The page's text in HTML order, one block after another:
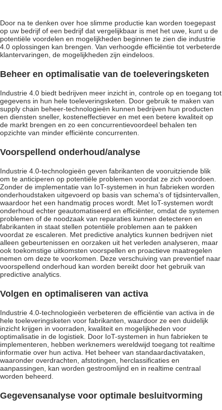
Door na te denken over hoe slimme productie kan worden toegepast
op uw bedrijf of een bedrijf dat vergelijkbaar is met het uwe, kunt u de
potentiële voordelen en mogelijkheden beginnen te zien die industrie
4.0 oplossingen kan brengen. Van verhoogde efficiëntie tot verbeterde
klantervaringen, de mogelijkheden zijn eindeloos.
Beheer en optimalisatie van de toeleveringsketen
Industrie 4.0 biedt bedrijven meer inzicht in, controle op en toegang tot
gegevens in hun hele toeleveringsketen. Door gebruik te maken van
supply chain beheer-technologieën kunnen bedrijven hun producten
en diensten sneller, kosteneffectiever en met een betere kwaliteit op
de markt brengen en zo een concurrentievoordeel behalen ten
opzichte van minder efficiënte concurrenten.
Voorspellend onderhoud/analyse
Industrie 4.0-technologieën geven fabrikanten de vooruitziende blik
om te anticiperen op potentiële problemen voordat ze zich voordoen.
Zonder de implementatie van IoT-systemen in hun fabrieken worden
onderhoudstaken uitgevoerd op basis van schema's of tijdsintervallen,
waardoor het een handmatig proces wordt. Met IoT-systemen wordt
onderhoud echter geautomatiseerd en efficiënter, omdat de systemen
problemen of de noodzaak van reparaties kunnen detecteren en
fabrikanten in staat stellen potentiële problemen aan te pakken
voordat ze escaleren. Met predictive analytics kunnen bedrijven niet
alleen gebeurtenissen en oorzaken uit het verleden analyseren, maar
ook toekomstige uitkomsten voorspellen en proactieve maatregelen
nemen om deze te voorkomen. Deze verschuiving van preventief naar
voorspellend onderhoud kan worden bereikt door het gebruik van
predictive analytics.
Volgen en optimaliseren van activa
Industrie 4.0-technologieën verbeteren de efficiëntie van activa in de
hele toeleveringsketen voor fabrikanten, waardoor ze een duidelijk
inzicht krijgen in voorraden, kwaliteit en mogelijkheden voor
optimalisatie in de logistiek. Door IoT-systemen in hun fabrieken te
implementeren, hebben werknemers wereldwijd toegang tot realtime
informatie over hun activa. Het beheer van standaardactivataken,
waaronder overdrachten, afstotingen, herclassificaties en
aanpassingen, kan worden gestroomlijnd en in realtime centraal
worden beheerd.
Gegevensanalyse voor optimale besluitvorming